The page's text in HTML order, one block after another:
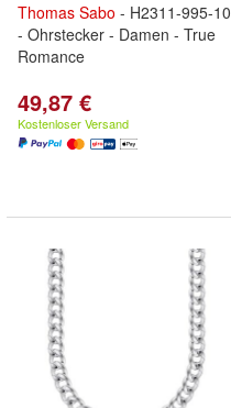
Thomas Sabo - H2311-995-10
- Ohrstecker - Damen - True
Romance
49,87 €
Kostenloser Versand